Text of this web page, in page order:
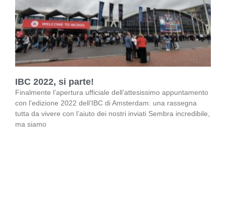
IBC 2022, si parte!
Finalmente l’apertura ufficiale dell’attesissimo appuntamento
con l’edizione 2022 dell’IBC di Amsterdam: una rassegna
tutta da vivere con l’aiuto dei nostri inviati Sembra incredibile,
ma siamo